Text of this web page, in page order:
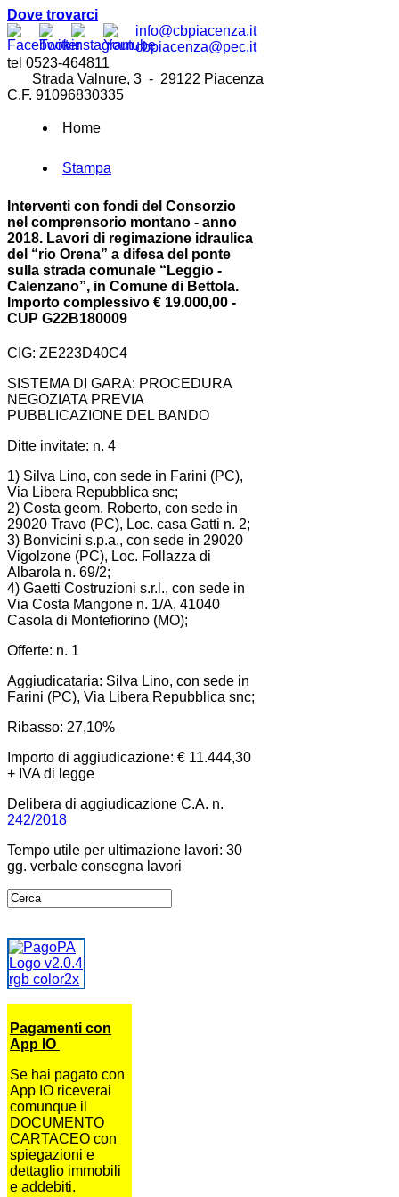
Dove trovarci
info@cbpiacenza.it
cbpiacenza@pec.it
tel 0523-464811
Strada Valnure, 3 - 29122 Piacenza
C.F. 91096830335
Home
Stampa
Interventi con fondi del Consorzio
nel comprensorio montano - anno
2018. Lavori di regimazione idraulica
del “rio Orena” a difesa del ponte
sulla strada comunale “Leggio -
Calenzano”, in Comune di Bettola.
Importo complessivo € 19.000,00 -
CUP G22B180009
CIG: ZE223D40C4
SISTEMA DI GARA: PROCEDURA
NEGOZIATA PREVIA
PUBBLICAZIONE DEL BANDO
Ditte invitate: n. 4
1) Silva Lino, con sede in Farini (PC),
Via Libera Repubblica snc;
2) Costa geom. Roberto, con sede in
29020 Travo (PC), Loc. casa Gatti n. 2;
3) Bonvicini s.p.a., con sede in 29020
Vigolzone (PC), Loc. Follazza di
Albarola n. 69/2;
4) Gaetti Costruzioni s.r.l., con sede in
Via Costa Mangone n. 1/A, 41040
Casola di Montefiorino (MO);
Offerte: n. 1
Aggiudicataria: Silva Lino, con sede in
Farini (PC), Via Libera Repubblica snc;
Ribasso: 27,10%
Importo di aggiudicazione: € 11.444,30
+ IVA di legge
Delibera di aggiudicazione C.A. n.
242/2018
Tempo utile per ultimazione lavori: 30
gg. verbale consegna lavori
Pagamenti con
App IO
Se hai pagato con
App IO riceverai
comunque il
DOCUMENTO
CARTACEO con
spiegazioni e
dettaglio immobili
e addebiti.